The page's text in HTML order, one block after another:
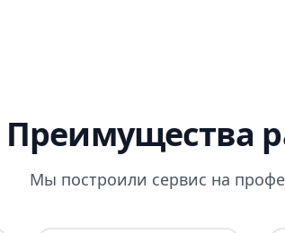
Преимущества
Мы построили сервис на